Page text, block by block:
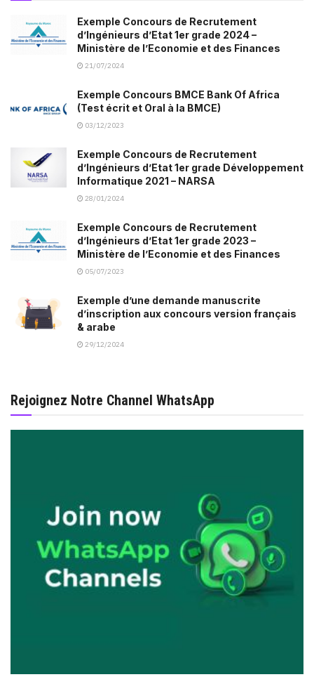
Exemple Concours de Recrutement
d’Ingénieurs d’Etat 1er grade 2024 –
Ministère de l’Economie et des Finances
21/07/2024
Exemple Concours BMCE Bank Of Africa
(Test écrit et Oral à la BMCE)
03/12/2023
Exemple Concours de Recrutement
d’Ingénieurs d’Etat 1er grade Développement
Informatique 2021 – NARSA
28/01/2024
Exemple Concours de Recrutement
d’Ingénieurs d’Etat 1er grade 2023 –
Ministère de l’Economie et des Finances
05/07/2023
Exemple d’une demande manuscrite
d’inscription aux concours version français
& arabe
29/12/2024
Rejoignez Notre Channel WhatsApp